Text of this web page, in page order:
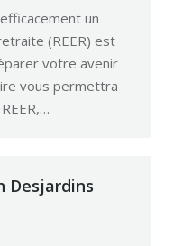
un
(REER) est
votre avenir
vous permettra
Desjardins